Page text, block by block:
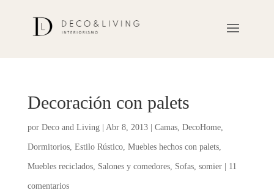
Decoración con palets
por Deco and Living| Abr 8, 2013| Camas, DecoHome,
Dormitorios, Estilo Rústico, Muebles hechos con palets,
Muebles reciclados, Salones y comedores, Sofas, somier| 11
comentarios